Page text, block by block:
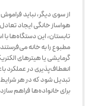
از سوی دیگر، نباید
هواساز خانگی ایجاد
تابستان، این دستگاه‌ها
مطبوع را به خانه
گرمایشی یا هیترهای
انعطاف‌پذیری در عملکرد
تبدیل شود که در هر
برای خانواده‌ها فراهم